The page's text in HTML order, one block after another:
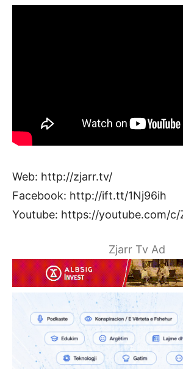
Web: http://zjarr.tv/
Facebook: http://ift.tt/1Nj96ih
Youtube: https://youtube.com/c/
Zjarr Tv Ad